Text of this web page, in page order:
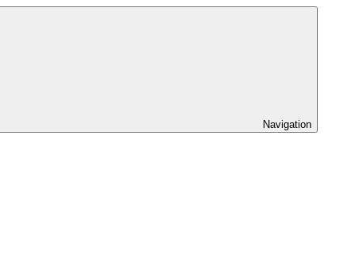
Navigation